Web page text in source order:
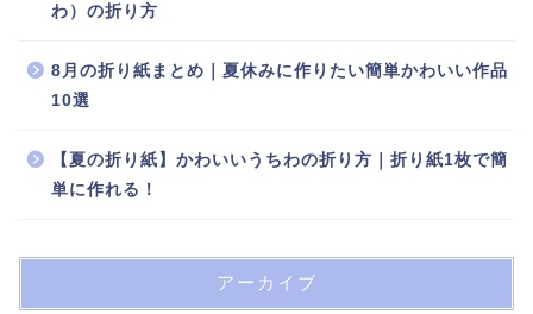
わ）の折り方
8月の折り紙まとめ｜夏休みに作りたい簡単かわいい作品
10選
【夏の折り紙】かわいいうちわの折り方｜折り紙1枚で簡
単に作れる！
アーカイブ